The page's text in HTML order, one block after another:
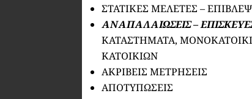
ΣΤΑΤΙΚΕΣ ΜΕΛΕΤΕΣ –
ΑΝΑΠΑΛΑΙΩΣΕΙΣ –
ΚΑΤΑΣΤΗΜΑΤΑ,
ΚΑΤΟΙΚΙΩΝ
ΑΚΡΙΒΕΙΣ ΜΕΤΡΗΣΕΙΣ
ΑΠΟΤΥΠΩΣΕΙΣ